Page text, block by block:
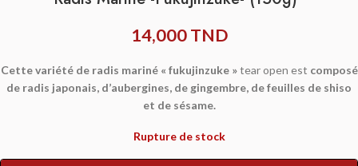
14,000TND
Cette variété de radis mariné « fukujinzuke »tear open est composé
de radis japonais, d’aubergines, de gingembre, de feuilles de shiso
et de sésame.
Rupture de stock